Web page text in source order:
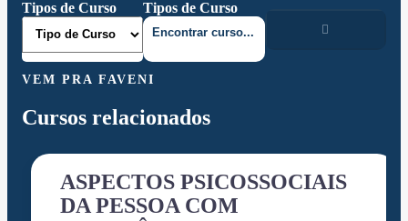
Tipos de Curso
Tipos de Curso
VEM PRA FAVENI
Cursos relacionados
ASPECTOS PSICOSSOCIAIS
DA PESSOA COM